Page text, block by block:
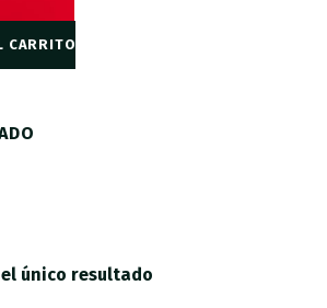
CARRITO
único resultado